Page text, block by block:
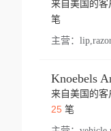
来自美国的客
笔
主营：
来自美国的客
25笔